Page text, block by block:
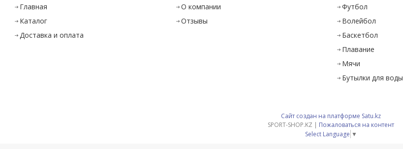
Главная
Каталог
Доставка и оплата
О компании
Отзывы
Футбол
Волейбол
Баскетбол
Плавание
Мячи
Бутылки для воды
Сайт создан на платформе Satu.kz
SPORT-SHOP.KZ | Пожаловаться на контент
Select Language ▼